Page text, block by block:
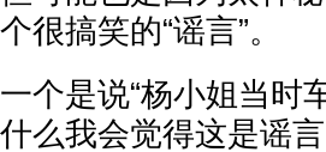
个很搞笑的“谣言”。
一个是说“杨小姐当
什么我会觉得这是谣